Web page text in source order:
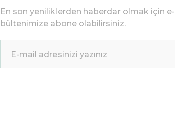
En son yeniliklerden haberdar olmak için e-
bültenimize abone olabilirsiniz.